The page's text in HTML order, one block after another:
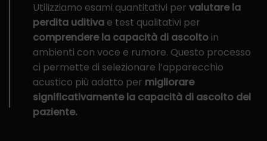
Utilizziamo esami quantitativi per valutare la
perdita uditiva e test qualitativi per
comprendere la capacità di ascolto in
ambienti con voce e rumore. Questo processo
ci permette di selezionare l’apparecchio
acustico più adatto per migliorare
significativamente la capacità di ascolto del
paziente.